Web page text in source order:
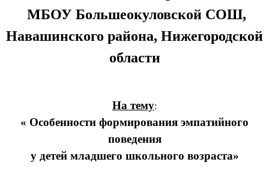
МБОУ Большеокуловской СОШ,
Навашинского района, Нижегородской
области
На тему:
« Особенности формирования эмпатийного
поведения
у детей младшего школьного возраста»